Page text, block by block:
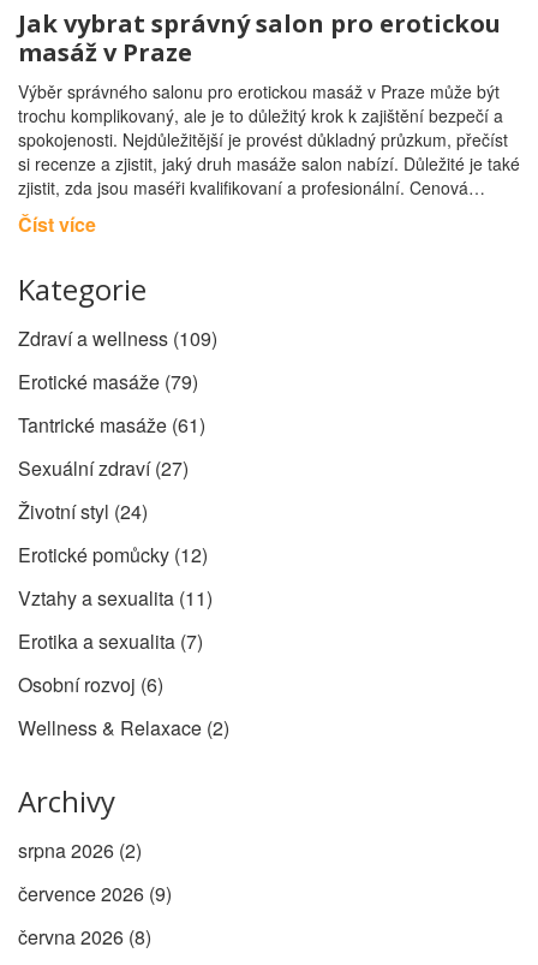
Jak vybrat správný salon pro erotickou
masáž v Praze
Výběr správného salonu pro erotickou masáž v Praze může být
trochu komplikovaný, ale je to důležitý krok k zajištění bezpečí a
spokojenosti. Nejdůležitější je provést důkladný průzkum, přečíst
si recenze a zjistit, jaký druh masáže salon nabízí. Důležité je také
zjistit, zda jsou maséři kvalifikovaní a profesionální. Cenová
dostupnost a hygiena prostor jsou dalšími důležitými faktory.
Nakonec je nezbytné se ujistit, že salon respektuje vaše hranice a
Číst více
Kategorie
Zdraví a wellness (109)
Erotické masáže (79)
Tantrické masáže (61)
Sexuální zdraví(27)
Životní styl (24)
Erotické pomůcky (12)
Vztahy a sexualita (11)
Erotika a sexualita (7)
Osobní rozvoj (6)
Wellness & Relaxace (2)
Archivy
srpna 2026 (2)
července 2026 (9)
června 2026 (8)